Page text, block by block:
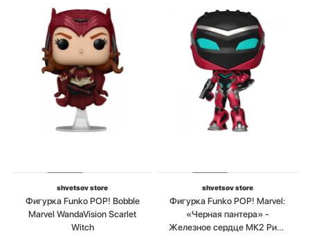
shvetsov store
Фигурка Funko POP! Bobble
Marvel WandaVision Scarlet
Witch
shvetsov store
Фигурка Funko POP! Marvel:
«Черная пантера» -
Железное сердце МК2 Рири